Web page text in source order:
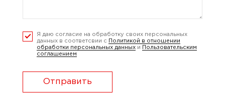
Я даю согласие на обработку своих персональных
данных в соответсвии с
Политикой в отношении
обработки персональных данных и
Пользовательским
соглашением
Отправить